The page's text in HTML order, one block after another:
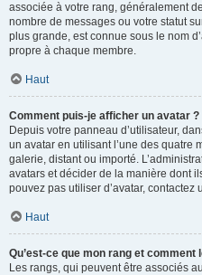
associée à votre rang, généralement
nombre de messages ou votre statut
plus grande, est connue sous le nom
propre à chaque membre.
Haut
Comment puis-je afficher un avatar ?
Depuis votre panneau d’utilisateur,
un avatar en utilisant l’une des quatre
galerie, distant ou importé.
avatars et décider de la manière dont
pouvez pas utiliser d’avatar, contactez
Haut
Qu’est-ce que mon rang et comment
Les rangs, qui peuvent être associés